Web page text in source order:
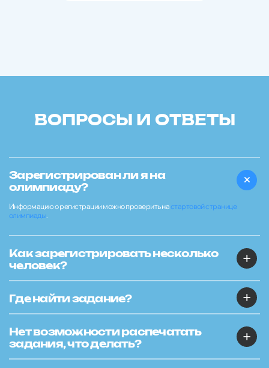
ВОПРОСЫ И ОТВЕТЫ
Зарегистрирован ли я на
олимпиаду?
Информацию о регистрации можно проверить на стартовой странице
олимпиады.
Как зарегистрировать несколько
человек?
Где найти задание?
Нет возможности распечатать
задания, что делать?